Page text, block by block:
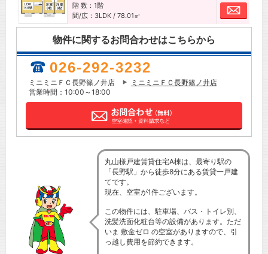
階 数：1階
間/広：3LDK / 78.01㎡
お問
物件に関するお問合わせはこちらから
026-292-3232
ミニミニＦＣ長野篠ノ井店
ミニミニＦＣ長野篠ノ井店
営業時間：10:00～18:00
丸山様戸建賃貸住宅A棟は、最寄り駅の
「長野駅」から徒歩8分にある賃貸一戸建
てです。
現在、空室が1件ございます。
この物件には、駐車場、バス・トイレ別、
洗髪洗面化粧台等の設備があります。ただ
いま 敷金ゼロ の空室がありますので、引
っ越し費用を節約できます。